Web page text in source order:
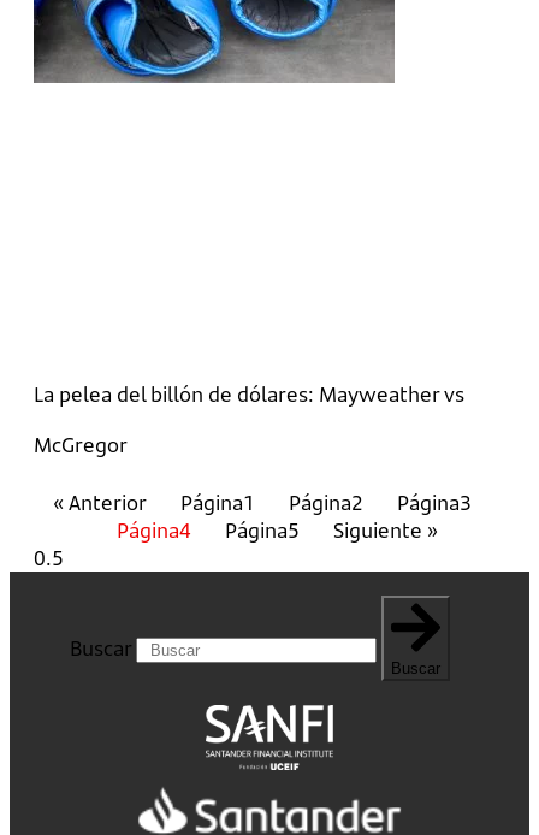
La pelea del billón de dólares: Mayweather vs
McGregor
« Anterior Página1 Página2 Página3
Página4 Página5 Siguiente »
Buscar
Buscar